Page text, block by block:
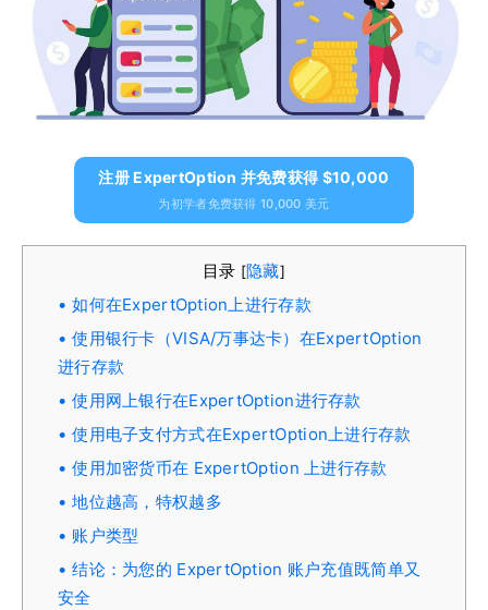
注册 ExpertOption 并免费获得 $10,000
为初学者免费获得 10,000 美元
目录 [隐藏]
如何在ExpertOption上进行存款
使用银行卡（VISA/万事达卡）在ExpertOption
进行存款
使用网上银行在ExpertOption进行存款
使用电子支付方式在ExpertOption上进行存款
使用加密货币在 ExpertOption 上进行存款
地位越高，特权越多
账户类型
结论：为您的 ExpertOption 账户充值既简单又
安全